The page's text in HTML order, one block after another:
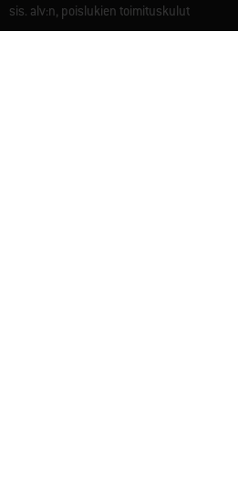
sis. alv:n, poislukien toimituskulut